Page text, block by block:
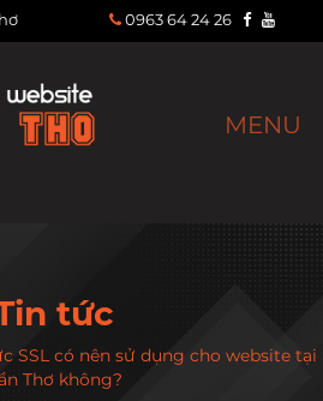
0963 64 24 26
tức
SSL có nên sử dụng cho website tại
Thơ không?
MENU